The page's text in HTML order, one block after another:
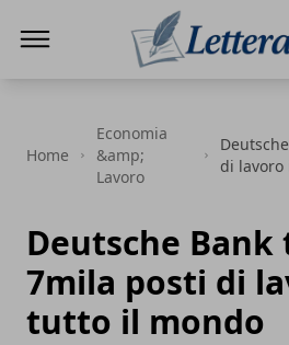
Home
Economia
&amp;
Lavoro
di
Deutsche Bank
7mila posti di
tutto il mondo